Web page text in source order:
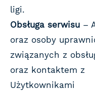
ligi.
Obsługa serwisu –
oraz osoby
związanych z
oraz kontaktem z
Użytkownikami